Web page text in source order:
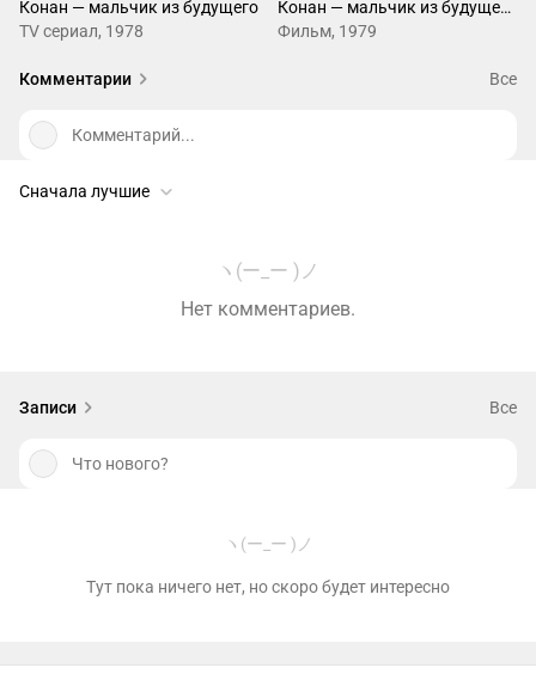
Конан — мальчик из будущего
ТV сериал, 1978
Конан — мальчик из будущего. Фильм
Фильм, 1979
Комментарии Все
Комментарий...
Сначала лучшие
ヽ(ー_ー )ノ
Нет комментариев.
Записи Все
Что нового?
ヽ(ー_ー )ノ
Тут пока ничего нет, но скоро будет интересно